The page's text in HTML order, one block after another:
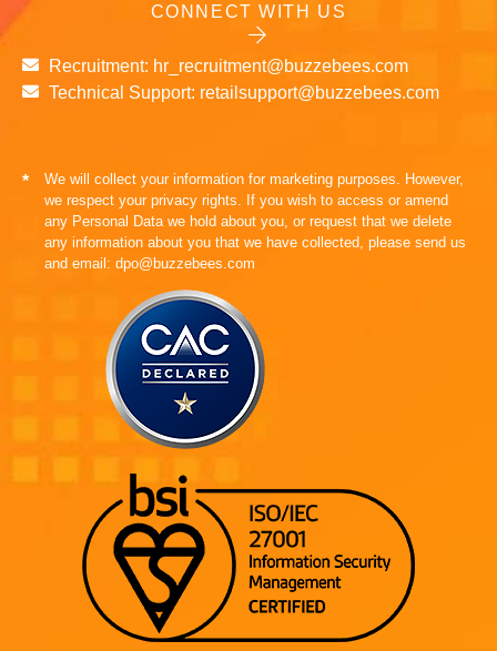
CONNECT WITH US
Recruitment: hr_recruitment@buzzebees.com
Technical Support: retailsupport@buzzebees.com
*
We will collect your information for marketing purposes. However,
we respect your privacy rights. If you wish to access or amend
any Personal Data we hold about you, or request that we delete
any information about you that we have collected, please send us
and email: dpo@buzzebees.com